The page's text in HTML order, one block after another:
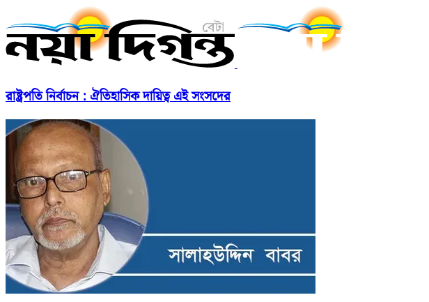
রাষ্ট্রপতি নির্বাচন : ঐতিহাসিক দায়িত্ব এই সংসদের